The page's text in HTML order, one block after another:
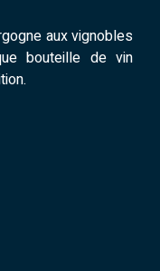
aux vignobles
bouteille de vin